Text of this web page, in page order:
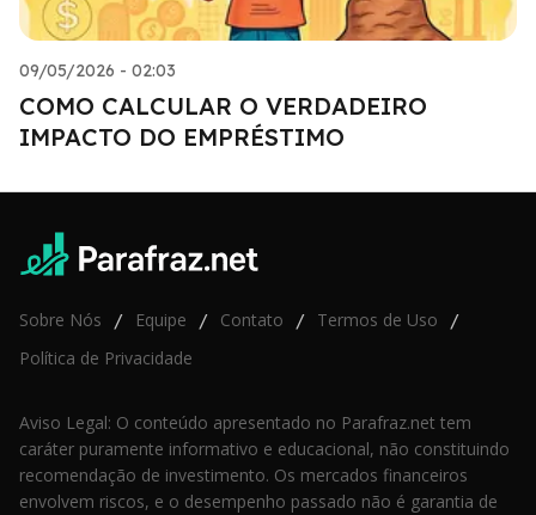
09/05/2026 - 02:03
COMO CALCULAR O VERDADEIRO
IMPACTO DO EMPRÉSTIMO
Sobre Nós / Equipe / Contato / Termos de Uso /
Política de Privacidade
Aviso Legal: O conteúdo apresentado no Parafraz.net tem
caráter puramente informativo e educacional, não constituindo
recomendação de investimento. Os mercados financeiros
envolvem riscos, e o desempenho passado não é garantia de